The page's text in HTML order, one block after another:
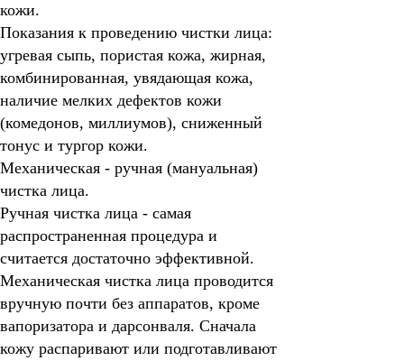
кожи.
Показания к проведению чистки лица:
угревая сыпь, пористая кожа, жирная,
комбинированная, увядающая кожа,
наличие мелких дефектов кожи
(комедонов, миллиумов), сниженный
тонус и тургор кожи.
Механическая - ручная (мануальная)
чистка лица.
Ручная чистка лица - самая
распространенная процедура и
считается достаточно эффективной.
Механическая чистка лица проводится
вручную почти без аппаратов, кроме
вапоризатора и дарсонваля. Сначала
кожу распаривают или подготавливают